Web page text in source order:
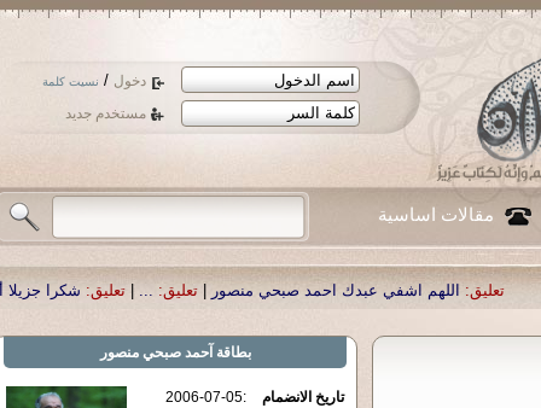
دخول / نسيت كلمة
مستخدم جديد
مقالات اساسية
اللهم اشفي عبدك احمد صبحي منصور|تعليق: ... تعليق: شكرا جزيلا أستاذ حمد
بطاقة آحمد صبحي منصور
تاريخ الانضمام :
2006-07-05